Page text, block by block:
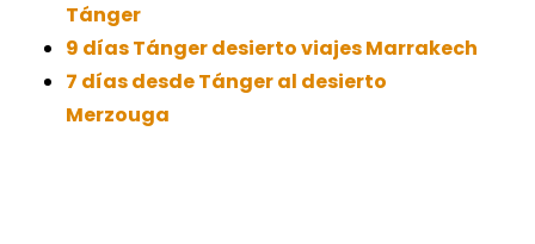
Tánger
9 días Tánger desierto viajes Marrakech
7 días desde Tánger al desierto
Merzouga